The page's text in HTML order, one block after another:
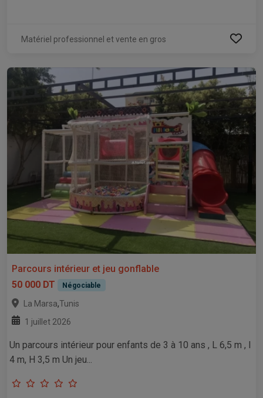
Matériel professionnel et vente en gros
Parcours intérieur et jeu gonflable
50 000 DT
Négociable
La Marsa,Tunis
1 juillet 2026
Un parcours intérieur pour enfants de 3 à 10 ans , L 6,5 m , l
4 m, H 3,5 m Un jeu...